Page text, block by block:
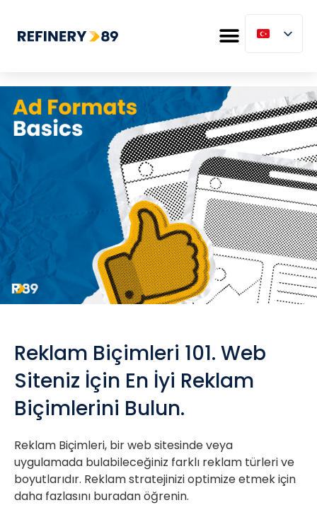
Reklam Biçimleri 101. Web
Siteniz İçin En İyi Reklam
Biçimlerini Bulun.
Reklam Biçimleri, bir web sitesinde veya
uygulamada bulabileceğiniz farklı reklam türleri ve
boyutlarıdır. Reklam stratejinizi optimize etmek için
daha fazlasını buradan öğrenin.